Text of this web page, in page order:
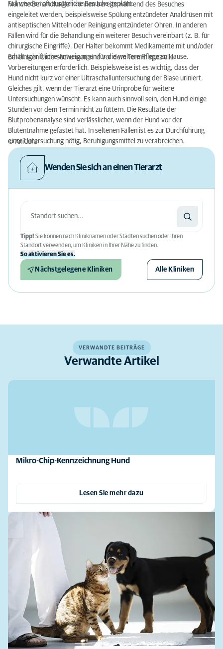
Fall werden oft zusätzliche Besuche geplant.
Manche Behandlungen können bereits während des Besuches
eingeleitet werden, beispielsweise Spülung entzündeter Analdrüsen mit
antiseptischen Mitteln oder Reinigung entzündeter Ohren. In anderen
Fällen wird für die Behandlung ein weiterer Besuch vereinbart (z. B. für
chirurgische Eingriffe). Der Halter bekommt Medikamente mit und/oder
erhält schriftliche Anweisungen für die weitere Pflege zu Hause.
Bei einigen Untersuchungen sind vor dem Termin spezielle
Vorbereitungen erforderlich. Beispielsweise ist es wichtig, dass der
Hund nicht kurz vor einer Ultraschalluntersuchung der Blase uriniert.
Gleiches gilt, wenn der Tierarzt eine Urinprobe für weitere
Untersuchungen wünscht. Es kann auch sinnvoll sein, den Hund einige
Stunden vor dem Termin nicht zu füttern. Die Resultate der
Blutprobenanalyse sind verlässlicher, wenn der Hund vor der
Blutentnahme gefastet hat. In seltenen Fällen ist es zur Durchführung
einer Untersuchung nötig, Beruhigungsmittel zu verabreichen.
© AniCura
Wenden Sie sich an einen Tierarzt
Tipp! Sie können nach Kliniknamen oder Städten suchen oder Ihren
Standort verwenden, um Kliniken in Ihrer Nähe zu finden.
So aktivieren Sie es.
Nächstgelegene Kliniken Alle Kliniken
VERWANDTE BEITRÄGE
Verwandte Artikel
Mikro-Chip-Kennzeichnung Hund
Lesen Sie mehr dazu